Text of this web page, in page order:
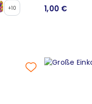
+10 1,00 €